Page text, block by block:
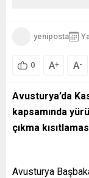
yeniposta
0 A+ A-
Avusturya’da
kapsamında
çıkma
Avusturya